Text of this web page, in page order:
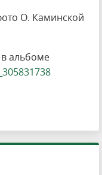
О. Каминской
альбоме